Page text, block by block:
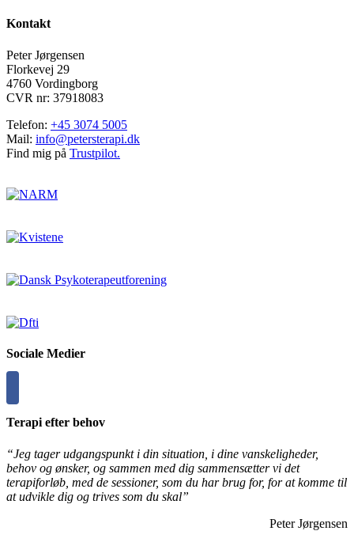
Kontakt
Peter Jørgensen
Florkevej 29
4760 Vordingborg
CVR nr: 37918083
Telefon: +45 3074 5005
Mail: info@petersterapi.dk
Find mig på Trustpilot.
Sociale Medier
Terapi efter behov
“Jeg tager udgangspunkt i din situation, i dine vanskeligheder,
behov og ønsker, og sammen med dig sammensætter vi det
terapiforløb, med de sessioner, som du har brug for, for at komme til
at udvikle dig og trives som du skal”
Peter Jørgensen